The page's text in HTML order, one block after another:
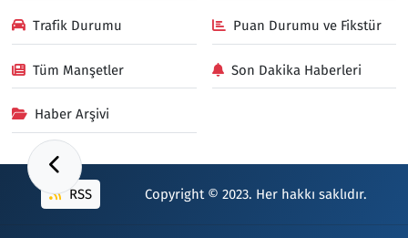
Trafik Durumu Puan Durumu ve Fikstür
Tüm Manşetler Son Dakika Haberleri
Haber Arşivi
RSS Copyright © 2023. Her hakkı saklıdır.